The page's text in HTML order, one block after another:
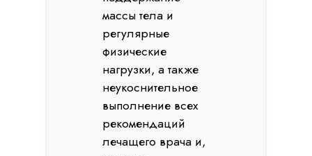
массы тела и
регулярные
физические
нагрузки, а также
неукоснительное
выполнение всех
рекомендаций
лечащего врача и,